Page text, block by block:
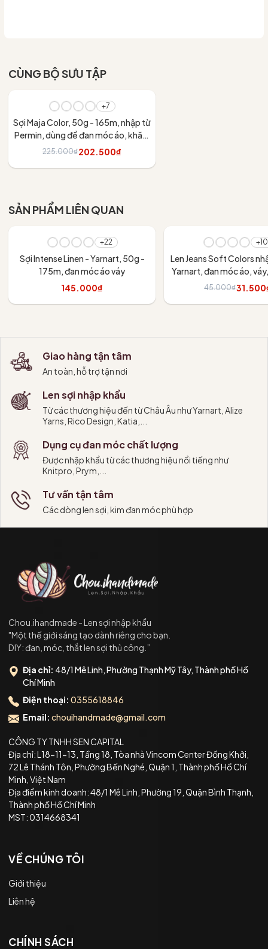
CÙNG BỘ SƯU TẬP
+7
Sợi Maja Color, 50g - 165m, nhập từ
Permin, dùng để đan móc áo, khăn,
váy
225.000₫202.500₫
SẢN PHẨM LIÊN QUAN
+22
Sợi Intense Linen - Yarnart, 50g -
175m, đan móc áo váy
145.000₫
+10
Len Jeans Soft Colors
Yarnart, đan móc áo,
thú
45.000₫
Giao hàng tận tâm
An toàn, hỗ trợ tận nơi
Len sợi nhập khẩu
Từ các thương hiệu đến từ Châu Âu như Yarnart, Alize
Yarns, Rico Design, Katia,...
Dụng cụ đan móc chất lượng
Được nhập khẩu từ các thương hiệu nổi tiếng như
Knitpro, Prym,...
Tư vấn tận tâm
Các dòng len sợi, kim đan móc phù hợp
Chou.ihandmade - Len sợi nhập khẩu
"Một thế giới sáng tạo dành riêng cho bạn.
DIY: đan, móc, thắt len sợi thủ công.”
Địa chỉ: 48/1 Mê Linh, Phường Thạnh Mỹ Tây, Thành phố Hồ
Chí Minh
Điện thoại: 0355618846
Email: chouihandmade@gmail.com
CÔNG TY TNHH SEN CAPITAL
Địa chỉ: L18-11-13, Tầng 18, Tòa nhà Vincom Center Đồng Khởi,
72 Lê Thánh Tôn, Phường Bến Nghé, Quận 1, Thành phố Hồ Chí
Minh, Việt Nam
Địa điểm kinh doanh: 48/1 Mê Linh, Phường 19, Quận Bình Thạnh,
Thành phố Hồ Chí Minh
MST: 0314668341
VỀ CHÚNG TÔI
Giới thiệu
Liên hệ
CHÍNH SÁCH